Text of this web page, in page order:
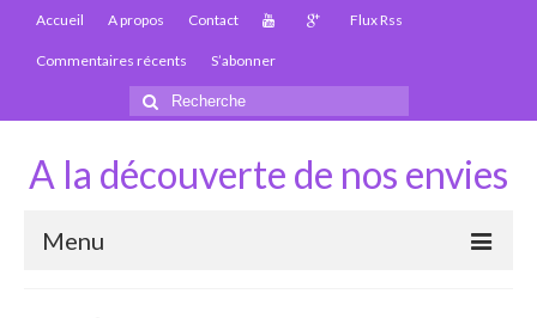
Accueil A propos Contact Flux Rss
Commentaires récents S’abonner
Rechercher
:
A la découverte de nos envies
Menu